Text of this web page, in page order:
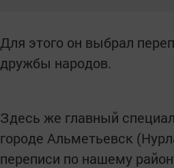
Для этого он выбрал
дружбы народов.
Здесь же главный
городе Альметьевск
переписи по нашему